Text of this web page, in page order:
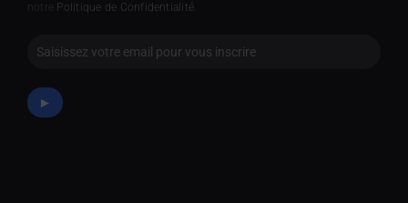
notre
Politique de Confidentialité
Newsletter
►